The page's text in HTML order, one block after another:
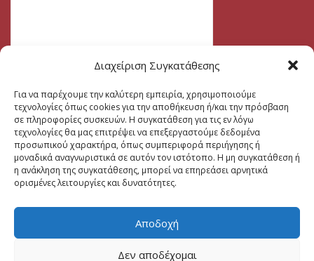
Διαχείριση Συγκατάθεσης
Για να παρέχουμε την καλύτερη εμπειρία, χρησιμοποιούμε
τεχνολογίες όπως cookies για την αποθήκευση ή/και την πρόσβαση
σε πληροφορίες συσκευών. Η συγκατάθεση για τις εν λόγω
τεχνολογίες θα μας επιτρέψει να επεξεργαστούμε δεδομένα
προσωπικού χαρακτήρα, όπως συμπεριφορά περιήγησης ή
μοναδικά αναγνωριστικά σε αυτόν τον ιστότοπο. Η μη συγκατάθεση ή
η ανάκληση της συγκατάθεσης, μπορεί να επηρεάσει αρνητικά
ορισμένες λειτουργίες και δυνατότητες.
Αποδοχή
Δεν αποδέχομαι